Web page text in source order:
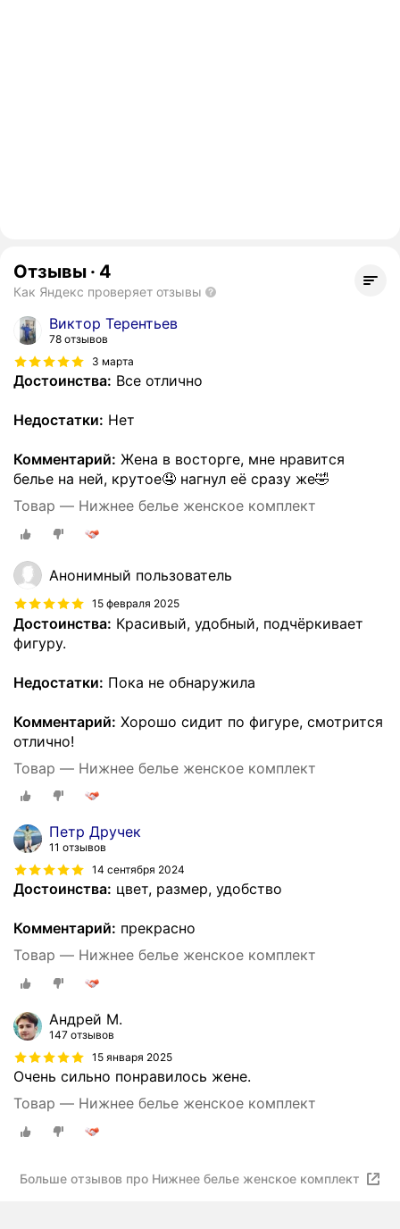
Отзывы · 4
Как Яндекс проверяет отзывы
Виктор Терентьев
78 отзывов
3 марта
Достоинства: Все отлично
Недостатки: Нет
Комментарий: Жена в восторге, мне нравится
белье на ней, крутое🤤 нагнул её сразу же🤣
Товар — Нижнее белье женское комплект
Анонимный пользователь
15 февраля 2025
Достоинства: Красивый, удобный, подчёркивает
фигуру.
Недостатки: Пока не обнаружила
Комментарий: Хорошо сидит по фигуре, смотрится
отлично!
Товар — Нижнее белье женское комплект
Петр Дручек
11 отзывов
14 сентября 2024
Достоинства: цвет, размер, удобство
Комментарий: прекрасно
Товар — Нижнее белье женское комплект
Андрей М.
147 отзывов
15 января 2025
Очень сильно понравилось жене.
Товар — Нижнее белье женское комплект
Больше отзывов про Нижнее белье женское комплект